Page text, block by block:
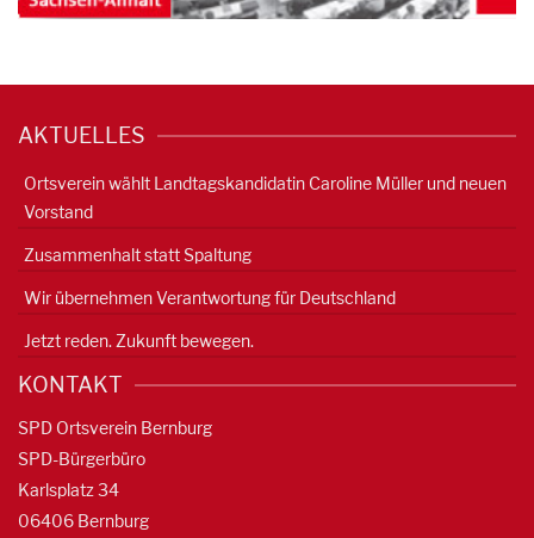
AKTUELLES
Ortsverein wählt Landtagskandidatin Caroline Müller und neuen
Vorstand
Zusammenhalt statt Spaltung
Wir übernehmen Verantwortung für Deutschland
Jetzt reden. Zukunft bewegen.
KONTAKT
SPD Ortsverein Bernburg
SPD-Bürgerbüro
Karlsplatz 34
06406 Bernburg